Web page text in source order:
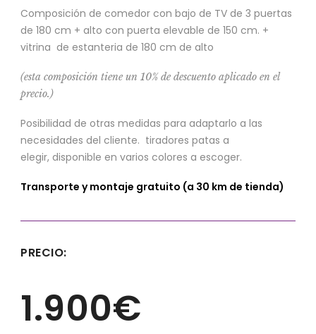
Composición de comedor con bajo de TV de 3 puertas
de 180 cm + alto con puerta elevable de 150 cm. +
vitrina de estanteria de 180 cm de alto
(esta composición tiene un 10% de descuento aplicado en el
precio.)
Posibilidad de otras medidas para adaptarlo a las
necesidades del cliente. tiradores patas a
elegir, disponible en varios colores a escoger.
Transporte y montaje gratuito (a 30 km de tienda)
PRECIO:
1.900€